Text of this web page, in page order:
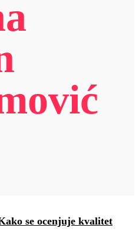
se ocenjuje kvalitet